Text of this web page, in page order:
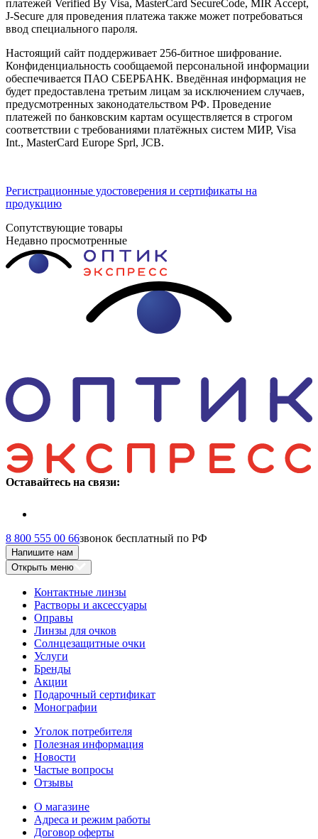
платежей Verified By Visa, MasterCard SecureCode, MIR Accept,
J-Secure для проведения платежа также может потребоваться
ввод специального пароля.
Настоящий сайт поддерживает 256-битное шифрование.
Конфиденциальность сообщаемой персональной информации
обеспечивается ПАО СБЕРБАНК. Введённая информация не
будет предоставлена третьим лицам за исключением случаев,
предусмотренных законодательством РФ. Проведение
платежей по банковским картам осуществляется в строгом
соответствии с требованиями платёжных систем МИР, Visa
Int., MasterCard Europe Sprl, JCB.
Регистрационные удостоверения и сертификаты на
продукцию
Сопутствующие товары
Недавно просмотренные
Оставайтесь на связи:
8 800 555 00 66звонок бесплатный по РФ
Напишите нам
Открыть меню
Контактные линзы
Растворы и аксессуары
Оправы
Линзы для очков
Солнцезащитные очки
Услуги
Бренды
Акции
Подарочный сертификат
Монографии
Уголок потребителя
Полезная информация
Новости
Частые вопросы
Отзывы
О магазине
Адреса и режим работы
Договор оферты